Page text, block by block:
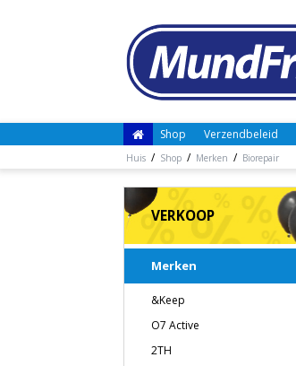
Shop Verzendbeleid
Huis / Shop / Merken / Biorepair
VERKOOP
Merken
&Keep
O7 Active
2TH